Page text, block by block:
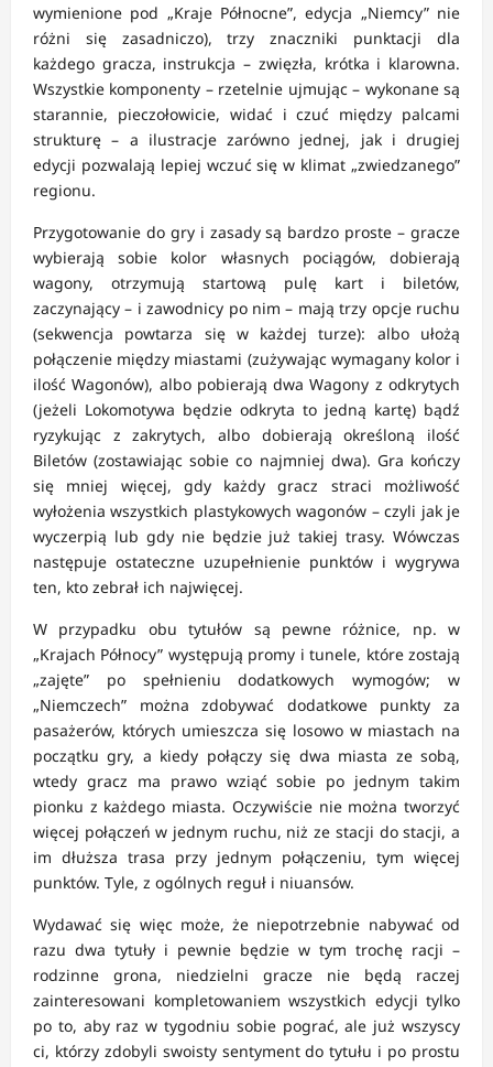
wymienione pod „Kraje Północne”, edycja „Niemcy” nie
różni się zasadniczo), trzy znaczniki punktacji dla
każdego gracza, instrukcja – zwięzła, krótka i klarowna.
Wszystkie komponenty – rzetelnie ujmując – wykonane są
starannie, pieczołowicie, widać i czuć między palcami
strukturę – a ilustracje zarówno jednej, jak i drugiej
edycji pozwalają lepiej wczuć się w klimat „zwiedzanego”
regionu.
Przygotowanie do gry i zasady są bardzo proste – gracze
wybierają sobie kolor własnych pociągów, dobierają
wagony, otrzymują startową pulę kart i biletów,
zaczynający – i zawodnicy po nim – mają trzy opcje ruchu
(sekwencja powtarza się w każdej turze): albo ułożą
połączenie między miastami (zużywając wymagany kolor i
ilość Wagonów), albo pobierają dwa Wagony z odkrytych
(jeżeli Lokomotywa będzie odkryta to jedną kartę) bądź
ryzykując z zakrytych, albo dobierają określoną ilość
Biletów (zostawiając sobie co najmniej dwa). Gra kończy
się mniej więcej, gdy każdy gracz straci możliwość
wyłożenia wszystkich plastykowych wagonów – czyli jak je
wyczerpią lub gdy nie będzie już takiej trasy. Wówczas
następuje ostateczne uzupełnienie punktów i wygrywa
ten, kto zebrał ich najwięcej.
W przypadku obu tytułów są pewne różnice, np. w
„Krajach Północy” występują promy i tunele, które zostają
„zajęte” po spełnieniu dodatkowych wymogów; w
„Niemczech” można zdobywać dodatkowe punkty za
pasażerów, których umieszcza się losowo w miastach na
początku gry, a kiedy połączy się dwa miasta ze sobą,
wtedy gracz ma prawo wziąć sobie po jednym takim
pionku z każdego miasta. Oczywiście nie można tworzyć
więcej połączeń w jednym ruchu, niż ze stacji do stacji, a
im dłuższa trasa przy jednym połączeniu, tym więcej
punktów. Tyle, z ogólnych reguł i niuansów.
Wydawać się więc może, że niepotrzebnie nabywać od
razu dwa tytuły i pewnie będzie w tym trochę racji –
rodzinne grona, niedzielni gracze nie będą raczej
zainteresowani kompletowaniem wszystkich edycji tylko
po to, aby raz w tygodniu sobie pograć, ale już wszyscy
ci, którzy zdobyli swoisty sentyment do tytułu i po prostu